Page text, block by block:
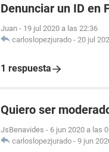
Denunciar un ID en
Juan - 19 jul 2020 a las 22:36
carloslopezjurado - 20 jul
1 respuesta
Quiero ser
JsBenavides - 6 jun 2020 a las
carloslopezjurado - 9 jun